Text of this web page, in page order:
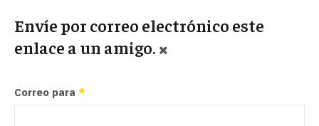
Envíe por correo electrónico este
enlace a un amigo.
Correo para *